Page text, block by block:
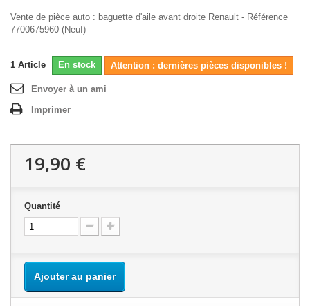
Vente de pièce auto : baguette d'aile avant droite Renault - Référence
7700675960 (Neuf)
1 Article En stock Attention : dernières pièces disponibles !
Envoyer à un ami
Imprimer
19,90 €
Quantité
Ajouter au panier